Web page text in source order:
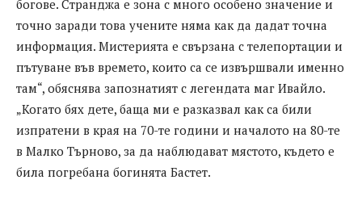
богове. Странджа е зона с много особено значение и
точно заради това учените няма как да дадат точна
информация. Мистерията е свързана с телепортации и
пътуване във времето, които са се извършвали именно
там“, обяснява запознатият с легендата маг Ивайло.
„Когато бях дете, баща ми е разказвал как са били
изпратени в края на 70-те години и началото на 80-те
в Малко Търново, за да наблюдават мястото, където е
била погребана богинята Бастет.